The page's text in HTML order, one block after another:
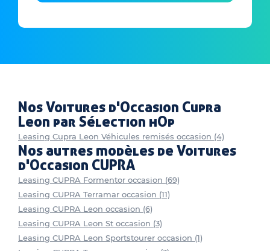
Nos Voitures d'Occasion Cupra
Leon par Sélection hOp
Leasing Cupra Leon Véhicules remisés occasion (4)
Nos autres modèles de Voitures
d'Occasion CUPRA
Leasing CUPRA Formentor occasion (69)
Leasing CUPRA Terramar occasion (11)
Leasing CUPRA Leon occasion (6)
Leasing CUPRA Leon St occasion (3)
Leasing CUPRA Leon Sportstourer occasion (1)